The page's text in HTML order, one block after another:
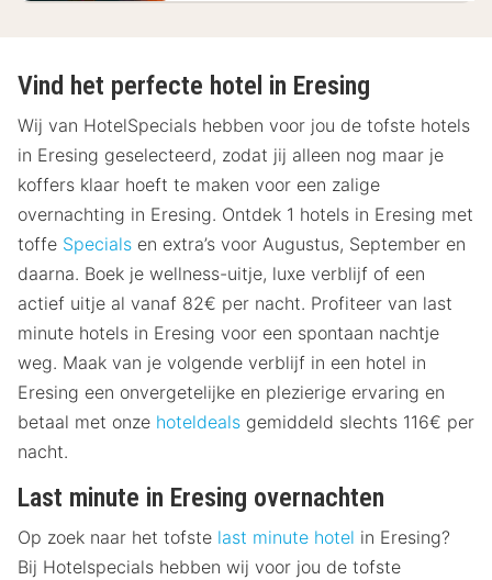
Vind het perfecte hotel in Eresing
Wij van HotelSpecials hebben voor jou de tofste hotels
in Eresing geselecteerd, zodat jij alleen nog maar je
koffers klaar hoeft te maken voor een zalige
overnachting in Eresing. Ontdek 1 hotels in Eresing met
toffe Specials en extra’s voor Augustus, September en
daarna. Boek je wellness-uitje, luxe verblijf of een
actief uitje al vanaf 82€ per nacht. Profiteer van last
minute hotels in Eresing voor een spontaan nachtje
weg. Maak van je volgende verblijf in een hotel in
Eresing een onvergetelijke en plezierige ervaring en
betaal met onze hoteldeals gemiddeld slechts 116€ per
nacht.
Last minute in Eresing overnachten
Op zoek naar het tofste last minute hotel in Eresing?
Bij Hotelspecials hebben wij voor jou de tofste